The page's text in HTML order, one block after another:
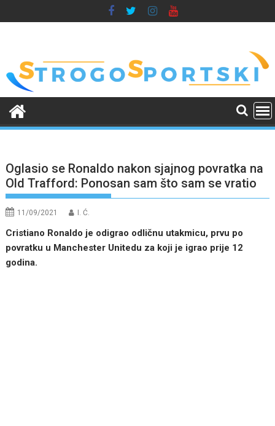
to
Oglasio se Ronaldo nakon sjajnog povratka na
Old Trafford: Ponosan sam što sam se vratio
11/09/2021 I. Ć.
Cristiano Ronaldo je odigrao odličnu utakmicu, prvu po
povratku u Manchester Unitedu za koji je igrao prije 12
godina.